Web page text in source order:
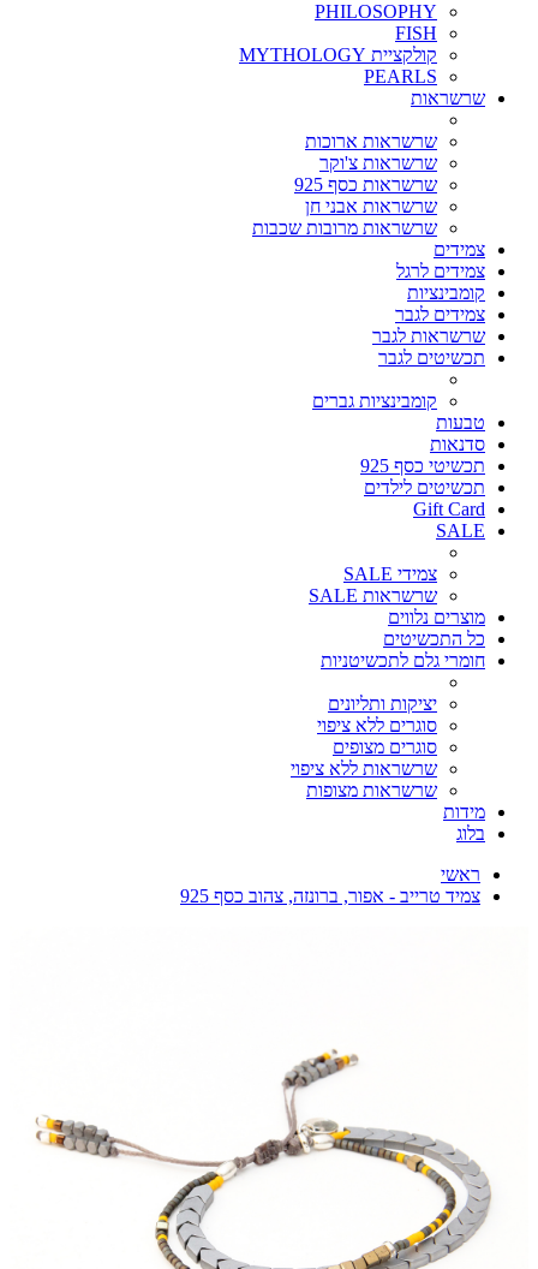
PHILOSOPHY
FISH
קולקציית MYTHOLOGY
PEARLS
שרשראות
שרשראות ארוכות
שרשראות צ'וקר
שרשראות כסף 925
שרשראות אבני חן
שרשראות מרובות שכבות
צמידים
צמידים לרגל
קומבינציות
צמידים לגבר
שרשראות לגבר
תכשיטים לגבר
קומבינציות גברים
טבעות
סדנאות
תכשיטי כסף 925
תכשיטים לילדים
Gift Card
SALE
צמידי SALE
שרשראות SALE
מוצרים נלווים
כל התכשיטים
חומרי גלם לתכשיטניות
יציקות ותליונים
סוגרים ללא ציפוי
סוגרים מצופים
שרשראות ללא ציפוי
שרשראות מצופות
מידות
בלוג
ראשי
צמיד טרייב - אפור, ברונזה, צהוב כסף 925